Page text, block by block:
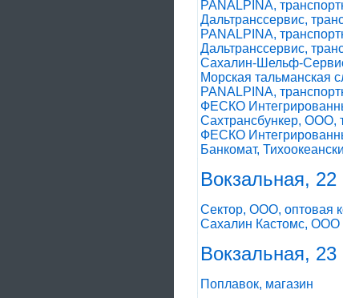
PANALPINA,
Дальтранссервис,
PANALPINA,
Дальтранссервис,
Сахалин-Шельф-
Морская тальманская
PANALPINA,
ФЕСКО
Сахтрансбункер, ООО,
ФЕСКО
Банкомат,
Вокзальная, 22
Сектор, ООО, оптовая
Сахалин Кастомс, ООО
Вокзальная, 23
Поплавок, магазин